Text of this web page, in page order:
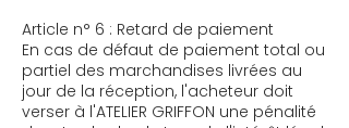
Article n° 6 : Retard de paiement
En cas de défaut de paiement total ou
partiel des marchandises livrées au
jour de la réception, l'acheteur doit
verser à l'ATELIER GRIFFON une pénalité